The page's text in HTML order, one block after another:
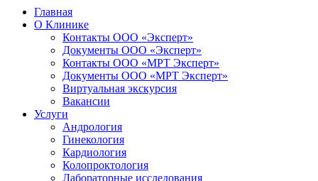
Главная
О Клинике
Контакты ООО «Эксперт»
Документы ООО «Эксперт»
Контакты ООО «МРТ Эксперт»
Документы ООО «МРТ Эксперт»
Виртуальная экскурсия
Вакансии
Услуги
Андрология
Гинекология
Кардиология
Колопроктология
Лабораторные исследования